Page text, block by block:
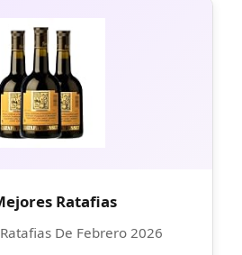
Ratafias
De Febrero 2026